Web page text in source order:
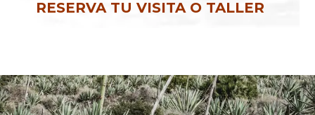
RESERVA TU VISITA O TALLER